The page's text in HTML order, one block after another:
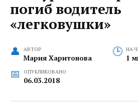
погиб водитель
«легковушки»
АВТОР
Мария Харитонова
НА
1
ОПУБЛИКОВАНО
06.03.2018